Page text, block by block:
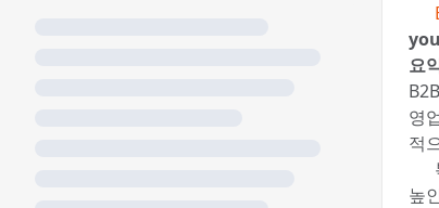
요
영
적
높